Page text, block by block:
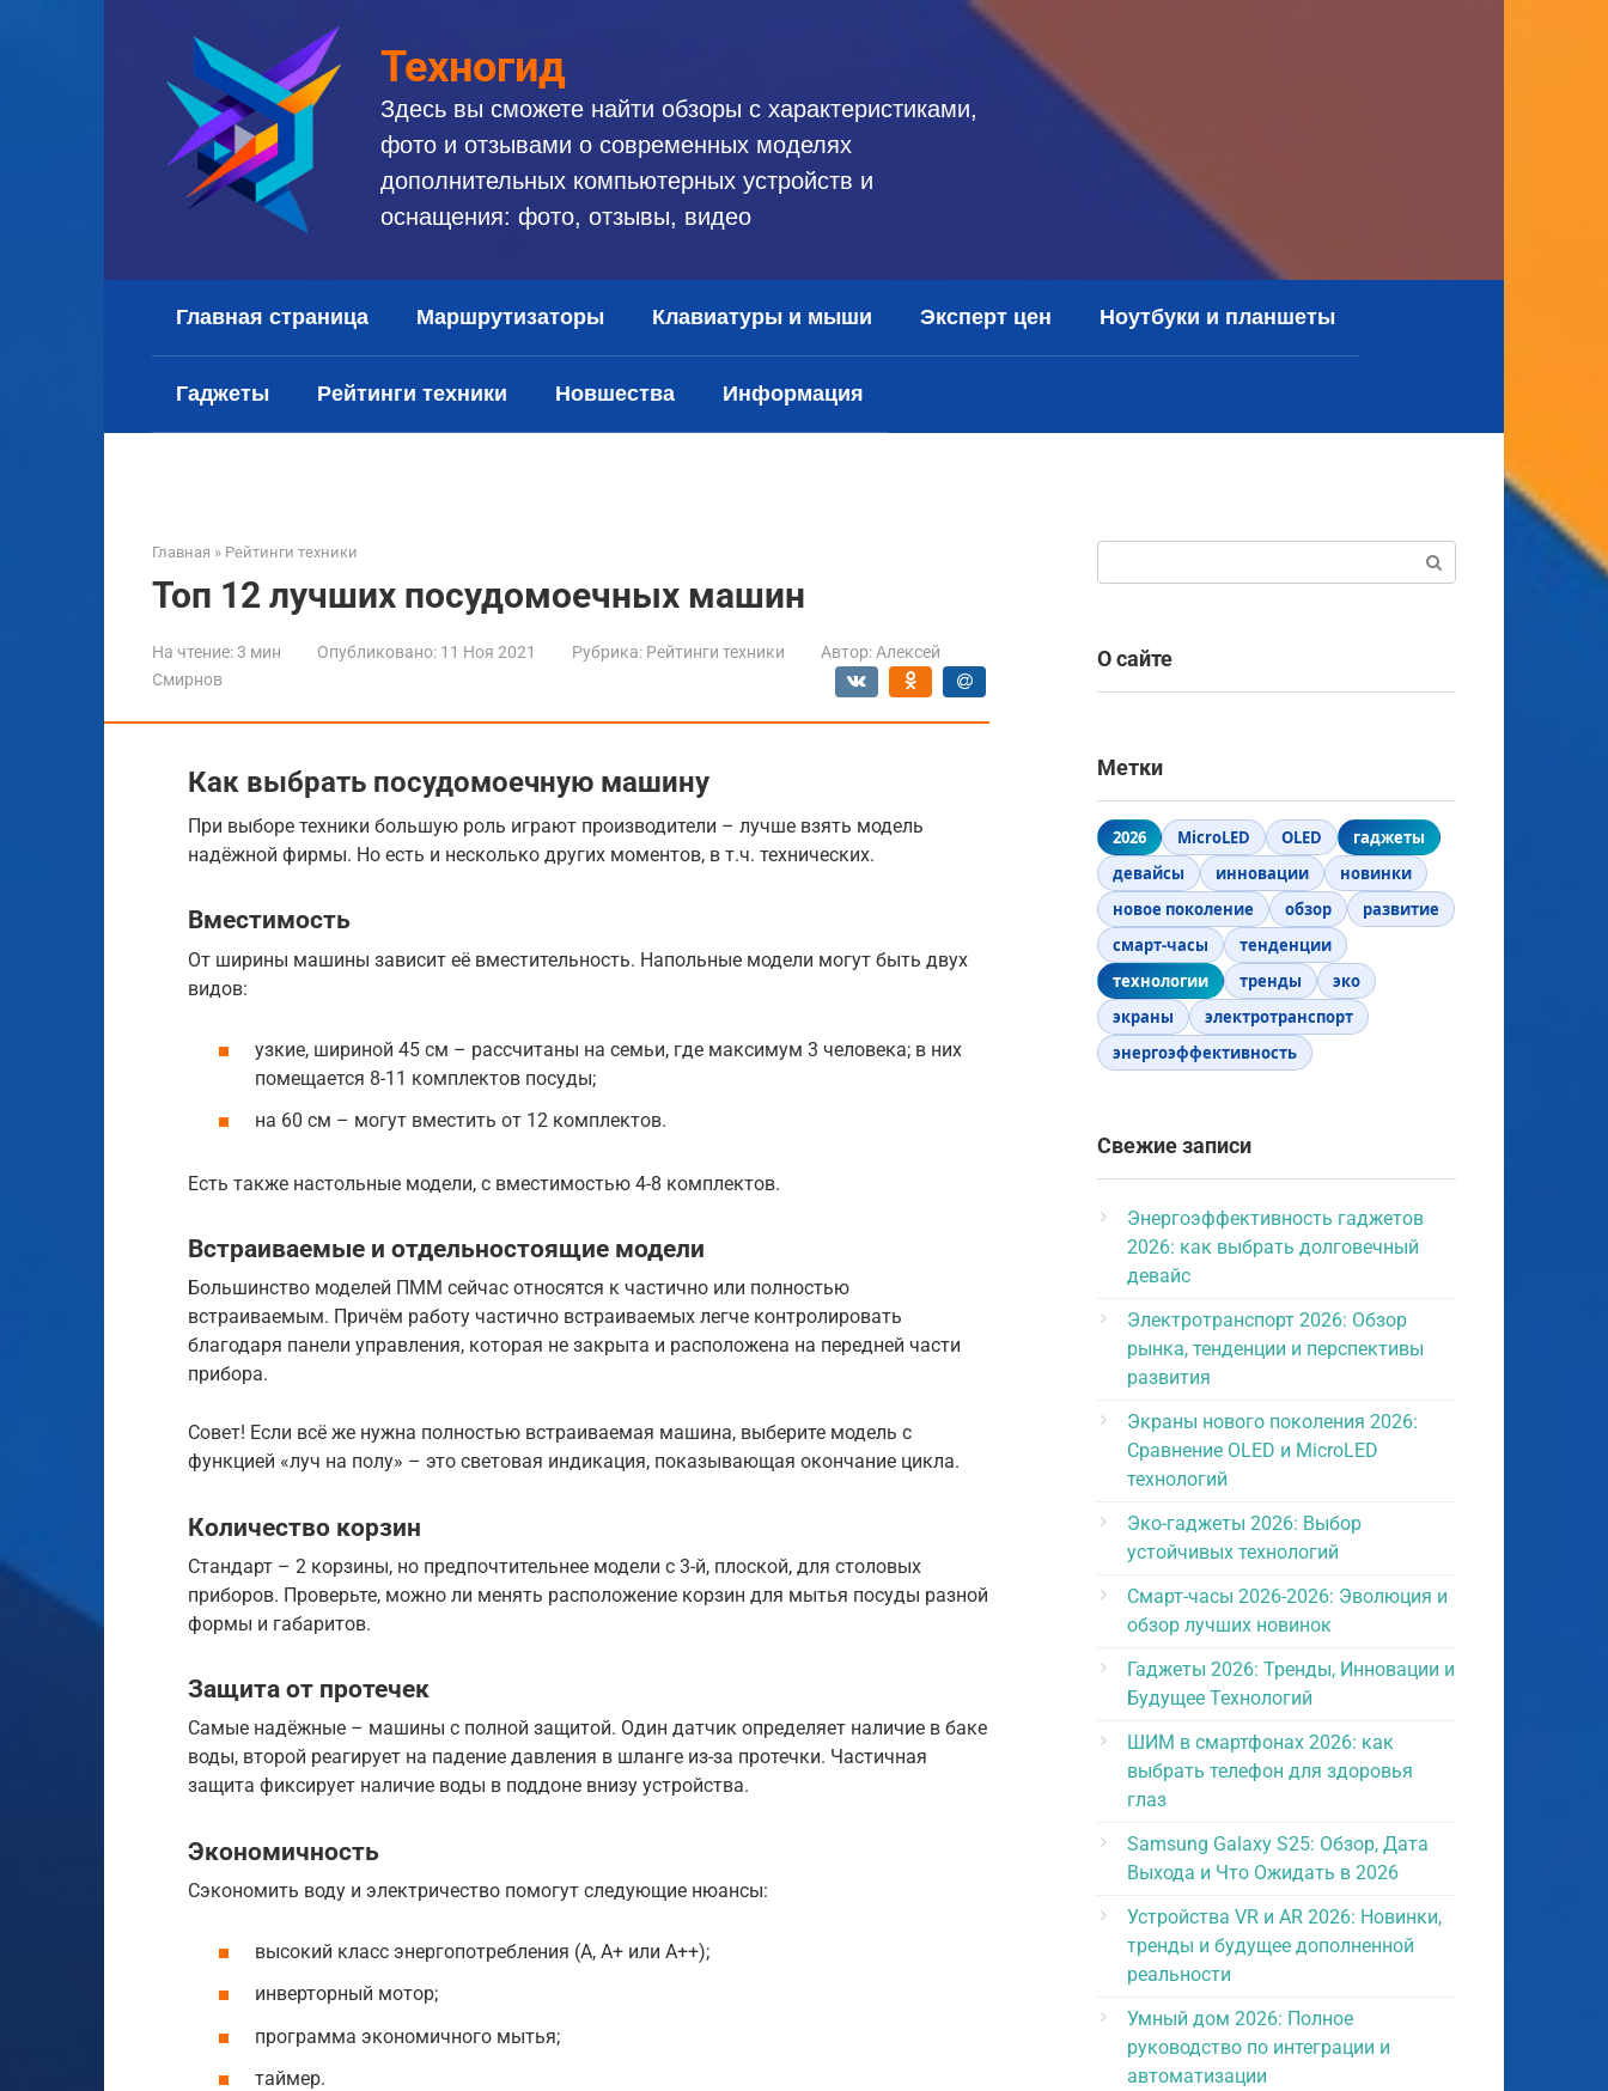
Техногид
Здесь вы сможете найти обзоры с характеристиками,
фото и отзывами о современных моделях
дополнительных компьютерных устройств и
оснащения: фото, отзывы, видео
Главная страница Маршрутизаторы Клавиатуры и мыши Эксперт цен Ноутбуки и планшеты
Гаджеты Рейтинги техники Новшества Информация
Главная » Рейтинги техники
Топ 12 лучших посудомоечных машин
На чтение:3 мин Опубликовано: 11 Ноя 2021 Рубрика: Рейтинги техники Автор: Алексей
Смирнов
Как выбрать посудомоечную машину
При выборе техники большую роль играют производители – лучше взять модель
надёжной фирмы. Но есть и несколько других моментов, в т.ч. технических.
Вместимость
От ширины машины зависит её вместительность. Напольные модели могут быть двух
видов:
узкие, шириной 45 см – рассчитаны на семьи, где максимум 3 человека; в них
помещается 8-11 комплектов посуды;
на 60 см – могут вместить от 12 комплектов.
Есть также настольные модели, с вместимостью 4-8 комплектов.
Встраиваемые и отдельностоящие модели
Большинство моделей ПММ сейчас относятся к частично или полностью
встраиваемым. Причём работу частично встраиваемых легче контролировать
благодаря панели управления, которая не закрыта и расположена на передней части
прибора.
Совет! Если всё же нужна полностью встраиваемая машина, выберите модель с
функцией «луч на полу» – это световая индикация, показывающая окончание цикла.
Количество корзин
Стандарт – 2 корзины, но предпочтительнее модели с 3-й, плоской, для столовых
приборов. Проверьте, можно ли менять расположение корзин для мытья посуды разной
формы и габаритов.
Защита от протечек
Самые надёжные – машины с полной защитой. Один датчик определяет наличие в баке
воды, второй реагирует на падение давления в шланге из-за протечки. Частичная
защита фиксирует наличие воды в поддоне внизу устройства.
Экономичность
Сэкономить воду и электричество помогут следующие нюансы:
высокий класс энергопотребления (А, А+ или А++);
инверторный мотор;
программа экономичного мытья;
таймер.
О сайте
Метки
2026 MicroLED OLED
гаджеты
девайсы
инновации
новинки
новое поколение
обзор
развитие
смарт-часы
тенденции
технологии
тренды
эко
экраны
электротранспорт
энергоэффективность
Свежие записи
Энергоэффективность гаджетов
2026: как выбрать долговечный
девайс
Электротранспорт 2026: Обзор
рынка, тенденции и перспективы
развития
Экраны нового поколения 2026:
Сравнение OLED и MicroLED
технологий
Эко-гаджеты 2026: Выбор
устойчивых технологий
Смарт-часы 2026-2026: Эволюция и
обзор лучших новинок
Гаджеты 2026: Тренды, Инновации и
Будущее Технологий
ШИМ в смартфонах 2026: как
выбрать телефон для здоровья
глаз
Samsung Galaxy S25: Обзор, Дата
Выхода и Что Ожидать в 2026
Устройства VR и AR 2026: Новинки,
тренды и будущее дополненной
реальности
Умный дом 2026: Полное
руководство по интеграции и
автоматизации